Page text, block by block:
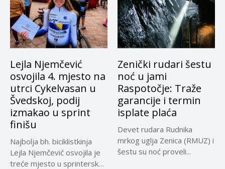
Lejla Njemčević
osvojila 4. mjesto na
utrci Cykelvasan u
Švedskoj, podij
izmakao u sprint
finišu
Najbolja bh. biciklistkinja
Lejla Njemčević osvojila je
treće mjesto u sprinterskoj
Zenički rudari šestu
noć u jami
Raspotočje: Traže
garancije i termin
isplate plaća
Devet rudara Rudnika
mrkog uglja Zenica (RMUZ) i
šestu su noć proveli...